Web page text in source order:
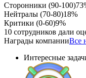
Сторонники (90-100)
Нейтралы (70-80)18%
Критики (0-60)9%
10 сотрудников дали
Награды компанииВсе
Интересные